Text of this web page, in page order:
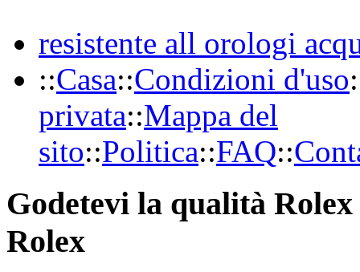
resistente all orologi
::Casa::Condizioni d'uso
privata::Mappa del
sito::Politica::FAQ::
Godetevi la qualità
Rolex